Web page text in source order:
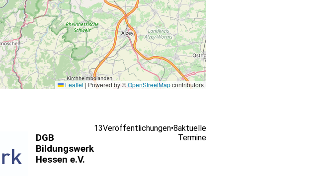
Leaflet | Powered by ©OpenStreetMapcontributors
DGB
Bildungswerk
Hessen e.V.
13Veröffentlichungen•8aktuelle
Termine